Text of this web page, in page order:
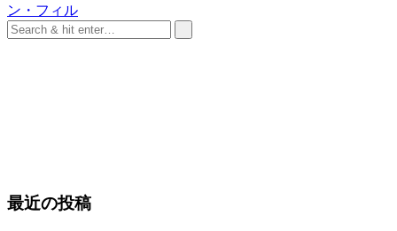
ン・フィル
最近の投稿